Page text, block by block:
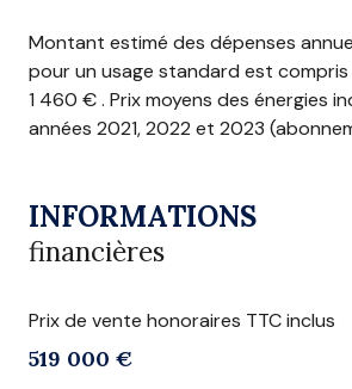
Montant estimé des dépenses
pour un usage standard est
1 460 € . Prix moyens des énergies
années 2021, 2022 et 2023
INFORMATIONS
financières
Prix de vente honoraires TTC inclus
519 000 €